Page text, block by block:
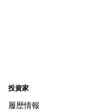
投資家
履歴情報